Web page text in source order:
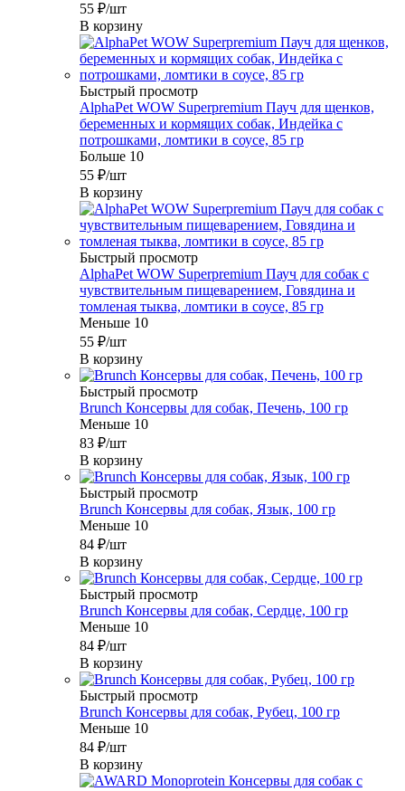
55 ₽/шт
В корзину
Быстрый просмотр
AlphaPet WOW Superpremium Пауч для щенков,
беременных и кормящих собак, Индейка с
потрошками, ломтики в соусе, 85 гр
Больше 10
55 ₽/шт
В корзину
Быстрый просмотр
AlphaPet WOW Superpremium Пауч для собак с
чувствительным пищеварением, Говядина и
томленая тыква, ломтики в соусе, 85 гр
Меньше 10
55 ₽/шт
В корзину
Быстрый просмотр
Brunch Консервы для собак, Печень, 100 гр
Меньше 10
83 ₽/шт
В корзину
Быстрый просмотр
Brunch Консервы для собак, Язык, 100 гр
Меньше 10
84 ₽/шт
В корзину
Быстрый просмотр
Brunch Консервы для собак, Сердце, 100 гр
Меньше 10
84 ₽/шт
В корзину
Быстрый просмотр
Brunch Консервы для собак, Рубец, 100 гр
Меньше 10
84 ₽/шт
В корзину